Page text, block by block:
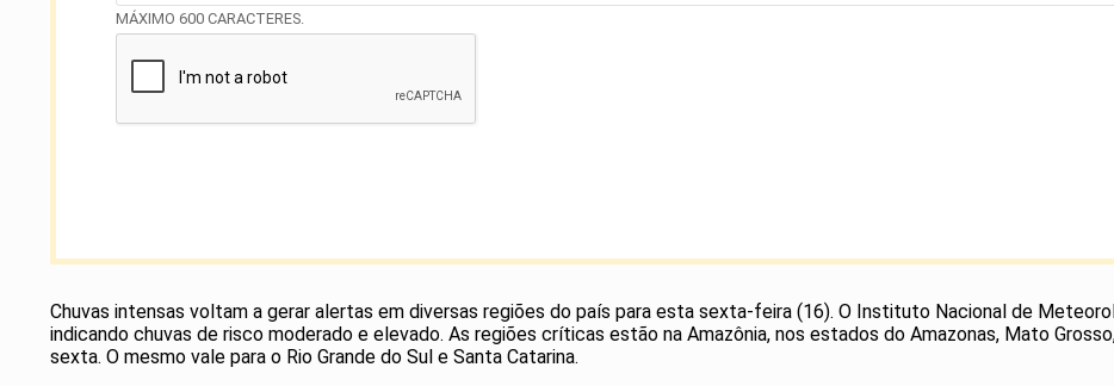
MÁXIMO 600 CARACTERES.
Chuvas intensas voltam a gerar alertas em diversas regiões do país para esta sexta-feira (16). O Instituto Nacional de
indicando chuvas de risco moderado e elevado. As regiões críticas estão na Amazônia, nos estados do Amazonas, Mato
sexta. O mesmo vale para o Rio Grande do Sul e Santa Catarina.